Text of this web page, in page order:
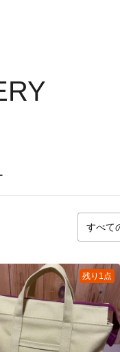
残り1点